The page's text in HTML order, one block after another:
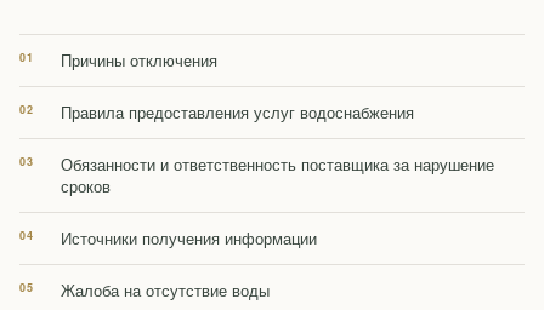
Причины отключения
Правила предоставления услуг водоснабжения
Обязанности и ответственность поставщика за нарушение
сроков
Источники получения информации
Жалоба на отсутствие воды